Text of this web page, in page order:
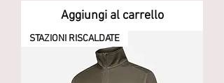
Aggiungi al carrello
STAZIONI RISCALDATE